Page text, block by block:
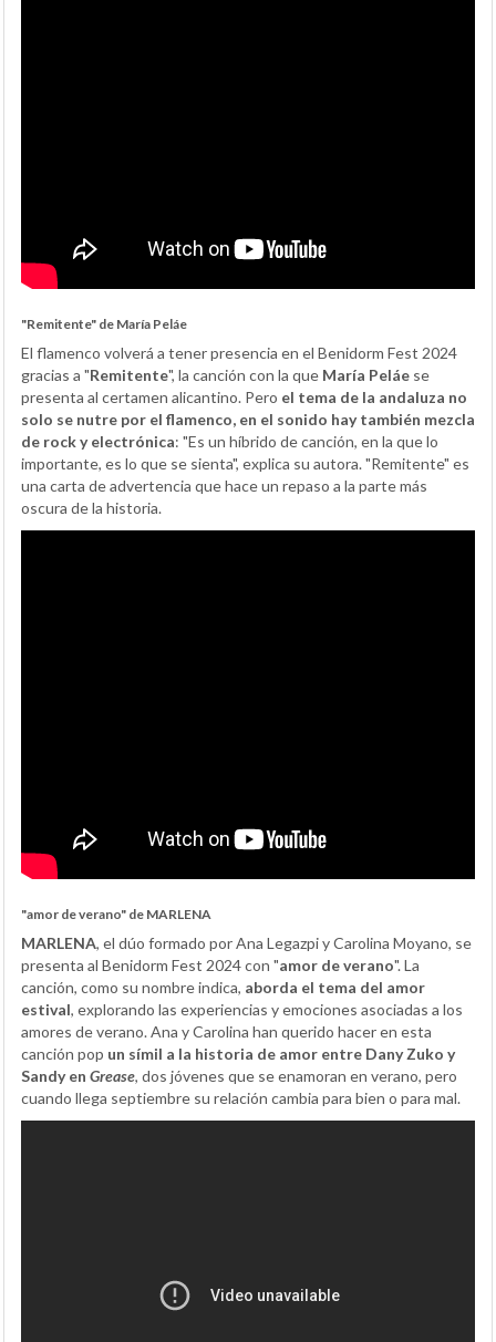
"Remitente" de María Peláe
El flamenco volverá a tener presencia en el Benidorm Fest 2024
gracias a "Remitente", la canción con la que María Peláe se
presenta al certamen alicantino. Pero el tema de la andaluza no
solo se nutre por el flamenco, en el sonido hay también mezcla
de rock y electrónica: "Es un híbrido de canción, en la que lo
importante, es lo que se sienta", explica su autora. "Remitente" es
una carta de advertencia que hace un repaso a la parte más
oscura de la historia.
"amor de verano" de MARLENA
MARLENA, el dúo formado por Ana Legazpi y Carolina Moyano, se
presenta al Benidorm Fest 2024 con "amor de verano". La
canción, como su nombre indica, aborda el tema del amor
estival, explorando las experiencias y emociones asociadas a los
amores de verano. Ana y Carolina han querido hacer en esta
canción pop un símil a la historia de amor entre Dany Zuko y
Sandy en Grease, dos jóvenes que se enamoran en verano, pero
cuando llega septiembre su relación cambia para bien o para mal.